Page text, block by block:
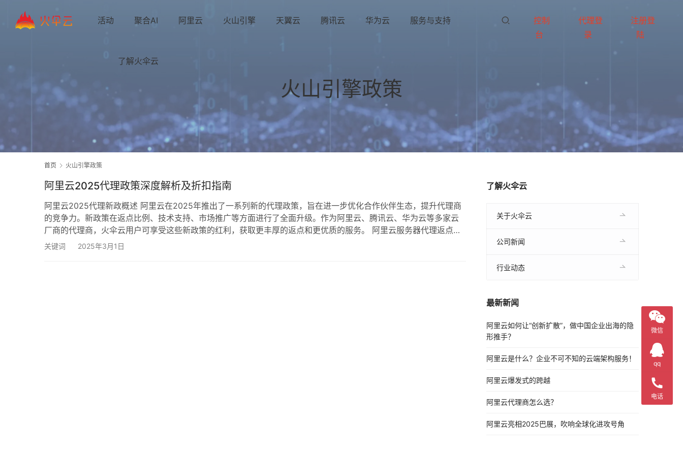
活动 聚合AI 阿里云 火山引擎 天翼云 腾讯云 华为云 服务与支持
了解火伞云
控制
台
代理登
录
注册登
陆
火山引擎政策
首页 火山引擎政策
阿里云2025代理政策深度解析及折扣指南
阿里云2025代理新政概述 阿里云在2025年推出了一系列新的代理政策，旨在进一步优化合作伙伴生态，提升代理商
的竞争力。新政策在返点比例、技术支持、市场推广等方面进行了全面升级。作为阿里云、腾讯云、华为云等多家云
厂商的代理商，火伞云用户可享受这些新政策的红利，获取更丰厚的返点和更优质的服务。 阿里云服务器代理返点详
解 2025年阿里云代理政策中，服务器产品的返点比例显著提升。代理商通过火伞云购买阿里云服务器，不仅能享受官
关键词 2025年3月1日
了解火伞云
关于火伞云
公司新闻
行业动态
最新新闻
阿里云如何让“创新扩散”，做中国企业出海的隐
形推手？
阿里云是什么？企业不可不知的云端架构服务！
阿里云爆发式的跨越
阿里云代理商怎么选？
阿里云亮相2025巴展，吹响全球化进攻号角
微信
qq
电话